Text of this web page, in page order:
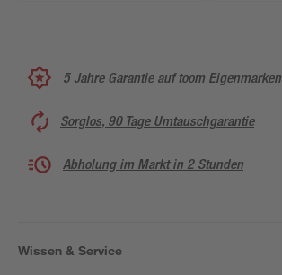
5 Jahre Garantie auf toom Eigenmarken
Sorglos, 90 Tage Umtauschgarantie
Abholung im Markt in 2 Stunden
Wissen & Service